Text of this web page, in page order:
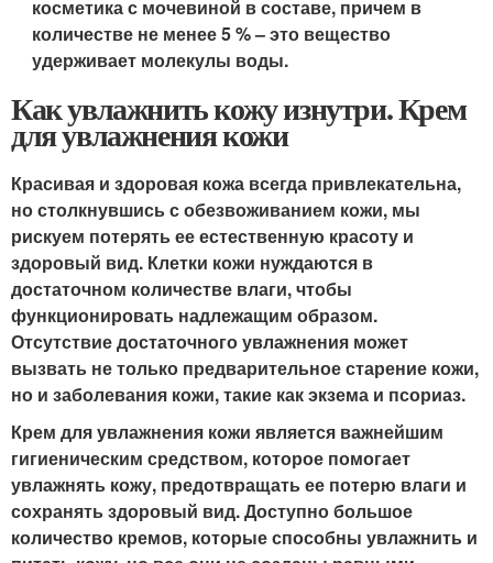
косметика с мочевиной в составе, причем в
количестве не менее 5 % – это вещество
удерживает молекулы воды.
Как увлажнить кожу изнутри. Крем
для увлажнения кожи
Красивая и здоровая кожа всегда привлекательна,
но столкнувшись с обезвоживанием кожи, мы
рискуем потерять ее естественную красоту и
здоровый вид. Клетки кожи нуждаются в
достаточном количестве влаги, чтобы
функционировать надлежащим образом.
Отсутствие достаточного увлажнения может
вызвать не только предварительное старение кожи,
но и заболевания кожи, такие как экзема и псориаз.
Крем для увлажнения кожи является важнейшим
гигиеническим средством, которое помогает
увлажнять кожу, предотвращать ее потерю влаги и
сохранять здоровый вид. Доступно большое
количество кремов, которые способны увлажнить и